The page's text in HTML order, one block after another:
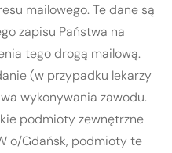
mailowego. Te dane są
zapisu Państwa na
tego drogą mailową.
(w przypadku lekarzy
wykonywania zawodu.
podmioty zewnętrzne
o/Gdańsk, podmioty te